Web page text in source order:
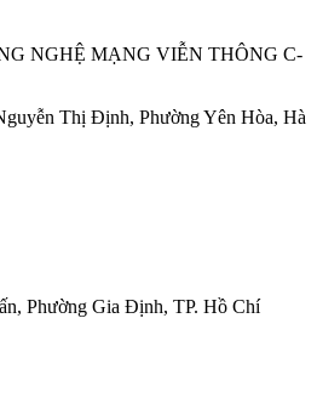
NGHỆ MẠNG VIỄN THÔNG C-
Thị Định, Phường Yên Hòa, Hà
Phường Gia Định, TP. Hồ Chí